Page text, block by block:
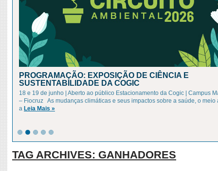
PROGRAMAÇÃO: EXPOSIÇÃO DE CIÊNCIA E
SUSTENTABILIDADE DA COGIC
18 e 19 de junho | Aberto ao público Estacionamento da Cogic | Campus
– Fiocruz As mudanças climáticas e seus impactos sobre a saúde, o meio
a Leia Mais »
TAG ARCHIVES: GANHADORES